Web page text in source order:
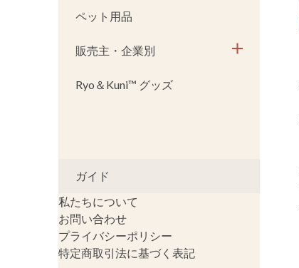
ペット用品
販売主・企業別
Ryo＆Kuni™ グッズ
ガイド
私たちについて
お問い合わせ
プライバシーポリシー
特定商取引法に基づく表記